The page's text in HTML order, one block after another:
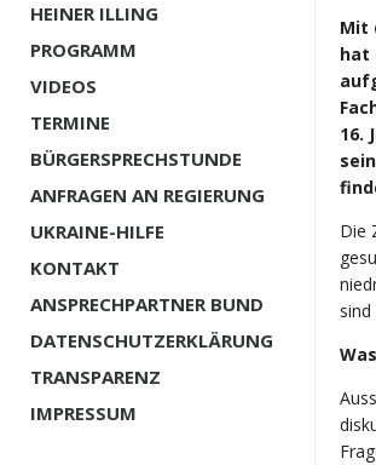
HEINER ILLING
PROGRAMM
VIDEOS
TERMINE
BÜRGERSPRECHSTUNDE
ANFRAGEN AN REGIERUNG
UKRAINE-HILFE
KONTAKT
ANSPRECHPARTNER BUND
DATENSCHUTZERKLÄRUNG
TRANSPARENZ
IMPRESSUM
Mit
hat
16.
Die